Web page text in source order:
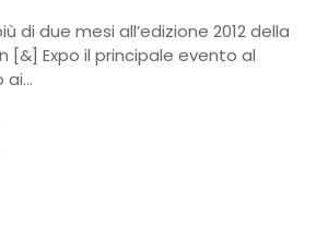
di due mesi all’edizione 2012 della
[&] Expo il principale evento al
ai…